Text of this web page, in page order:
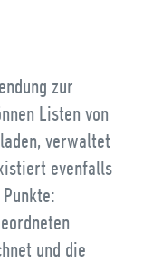
zur
Listen von
verwaltet
evenfalls
und die